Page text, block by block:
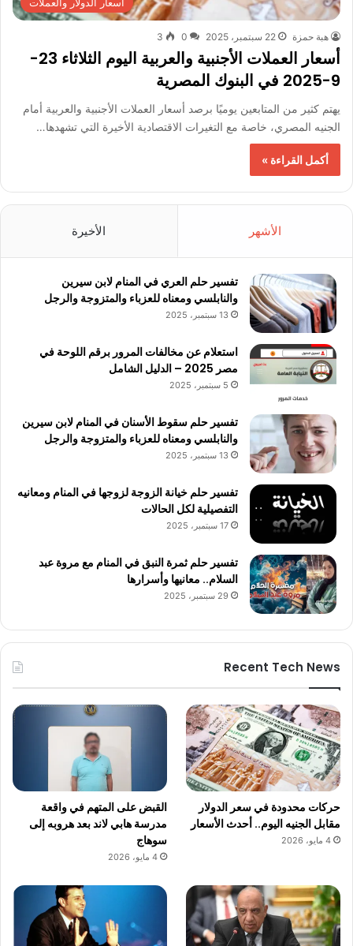
هبة حمزة 22 سبتمبر، 2025 0
3
أسعار العملات الأجنبية والعربية اليوم الثلاثاء 23-
9-2025 في البنوك المصرية
يهتم كثير من المتابعين يوميًا برصد أسعار العملات الأجنبية والعربية أمام
الجنيه المصري، خاصة مع التغيرات الاقتصادية الأخيرة التي تشهدها…
أكمل القراءة »
الأشهر الأخيرة
تفسير حلم العري في المنام لابن سيرين
والنابلسي ومعناه للعزباء والمتزوجة والرجل
13 سبتمبر، 2025
استعلام عن مخالفات المرور برقم اللوحة في
مصر 2025 – الدليل الشامل
5 سبتمبر، 2025
تفسير حلم سقوط الأسنان في المنام لابن سيرين
والنابلسي ومعناه للعزباء والمتزوجة والرجل
13 سبتمبر، 2025
تفسير حلم خيانة الزوجة لزوجها في المنام ومعانيه
التفصيلية لكل الحالات
17 سبتمبر، 2025
تفسير حلم ثمرة النبق في المنام مع مروة عبد
السلام.. معانيها وأسرارها
29 سبتمبر، 2025
Recent Tech News
حركات محدودة في سعر الدولار
مقابل الجنيه اليوم.. أحدث الأسعار
4 مايو، 2026
القبض على المتهم في واقعة
مدرسة هابي لاند بعد هروبه إلى
سوهاج
4 مايو، 2026